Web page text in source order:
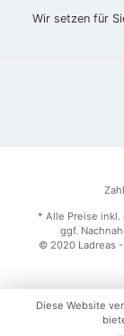
Wir setzen für
* Alle Preise
ggf.
© 2020 Ladreas
Diese Website